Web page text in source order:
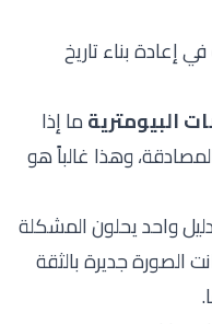
في إعادة بناء تاريخ
البيومتريةما إذا
وهذا غالباً هو
واحد يحلون المشكلة
الصورة جديرة بالثقة